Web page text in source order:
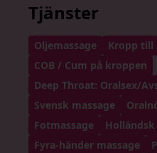
Tjänster
Oljemassage
Kropp till
COB / Cum på kroppen
Deep Throat: Oralsex/
Svensk massage
Fotmassage
Fyra-händer massage